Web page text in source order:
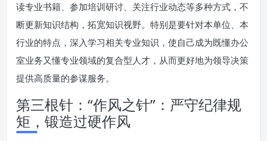
读专业书籍、参加培训研讨、关注行业动态等多种方式，不
断更新知识结构，拓宽知识视野。特别是要针对本单位、本
行业的特点，深入学习相关专业知识，使自己成为既懂办公
室业务又懂专业领域的复合型人才，从而更好地为领导决策
提供高质量的参谋服务。
第三根针：“作风之针”：严守纪律规
矩，锻造过硬作风